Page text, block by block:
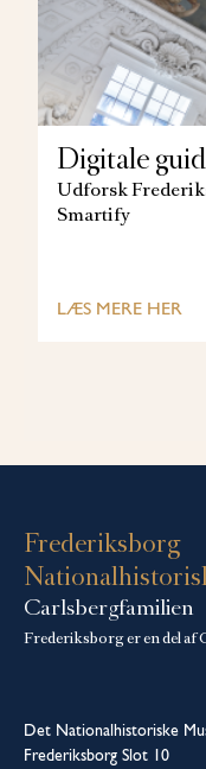
Digitale
Udforsk
Smartify
LÆS MERE HER
Frederiksborg
Carlsbergfamilien
Frederiksborg er en del af
Det Nationalhistoriske
Frederiksborg Slot 10